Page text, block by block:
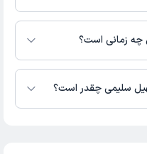
فعال دارند.
چه زمانی است؟
مشخص می‌شود.
سلیمی چقدر است؟